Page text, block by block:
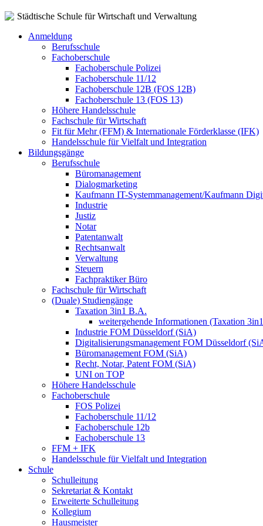
Städtische Schule für Wirtschaft und Verwaltung
Anmeldung
Berufsschule
Fachoberschule
Fachoberschule Polizei
Fachoberschule 11/12
Fachoberschule 12B (FOS 12B)
Fachoberschule 13 (FOS 13)
Höhere Handelsschule
Fachschule für Wirtschaft
Fit für Mehr (FFM) & Internationale Förderklasse (IFK)
Handelsschule für Vielfalt und Integration
Bildungsgänge
Berufsschule
Büromanagement
Dialogmarketing
Kaufmann IT-Systemmanagement/Kaufmann
Industrie
Justiz
Notar
Patentanwalt
Rechtsanwalt
Verwaltung
Steuern
Fachpraktiker Büro
Fachschule für Wirtschaft
(Duale) Studiengänge
Taxation 3in1 B.A.
weitergehende Informationen (Taxation
Industrie FOM Düsseldorf (SiA)
Digitalisierungsmanagement FOM Düsseldorf
Büromanagement FOM (SiA)
Recht, Notar, Patent FOM (SiA)
UNI on TOP
Höhere Handelsschule
Fachoberschule
FOS Polizei
Fachoberschule 11/12
Fachoberschule 12b
Fachoberschule 13
FFM + IFK
Handelsschule für Vielfalt und Integration
Schule
Schulleitung
Sekretariat & Kontakt
Erweiterte Schulleitung
Kollegium
Hausmeister